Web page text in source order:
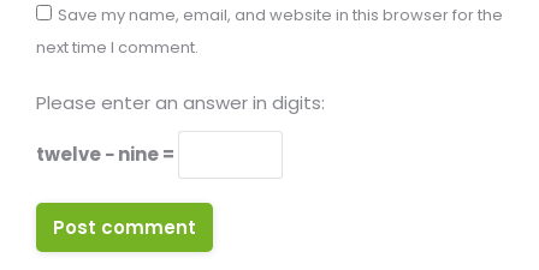
Save my name, email, and website in this browser for the
next time I comment.
Please enter an answer in digits:
twelve − nine =
Post comment